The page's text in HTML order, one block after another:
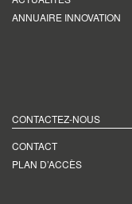
ANNUAIRE INNOVATION
CONTACTEZ-NOUS
CONTACT
PLAN D’ACCÈS